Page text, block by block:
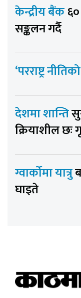
केन्द्रीय बैंक
सङ्कलन गर्दै
‘परराष्ट्र नीतिको
देशमा शान्ति
क्रियाशील छः
ग्वार्कोमा यात्रु
घाइते